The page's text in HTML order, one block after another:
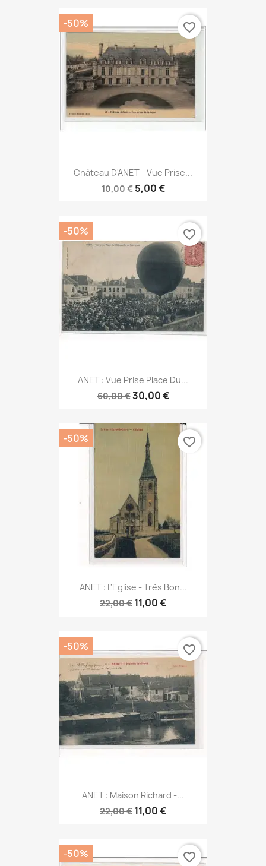
Château D'ANET - Vue Prise...
10,00 € 5,00 €
-50% favorite_border
ANET : Vue Prise Place Du...
60,00 €30,00 €
-50% favorite_border
ANET : L'Eglise - Très Bon...
22,00 € 11,00 €
-50% favorite_border
ANET : Maison Richard -...
22,00 € 11,00 €
-50% favorite_border
-50% favorite_border